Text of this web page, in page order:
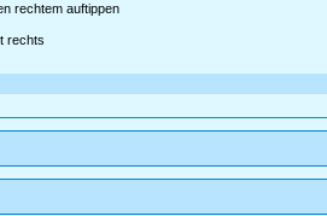
rechtem auftippen
rechts